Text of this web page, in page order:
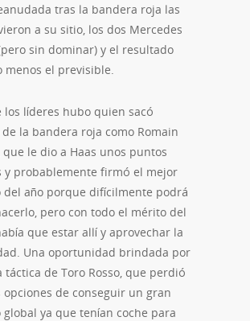
tras la bandera roja las
a su sitio, los dos Mercedes
sin dominar) y el resultado
menos el previsible.
los líderes hubo quien sacó
la bandera roja como Romain
que le dio a Haas unos puntos
y probablemente firmó el mejor
del año porque difícilmente podrá
pero con todo el mérito del
que estar allí y aprovechar la
Una oportunidad brindada por
táctica de Toro Rosso, que perdió
opciones de conseguir un gran
ya que tenían coche para